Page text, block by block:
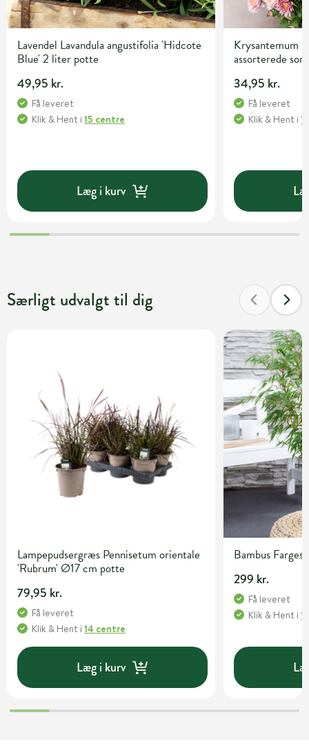
Lavendel Lavandula angustifolia 'Hidcote
Blue' 2 liter potte
49,95 kr.
Få leveret
Klik & Hent i 15 centre
Læg i kurv
Krysantemum
assorterede
34,95 kr.
Få leveret
Klik & Hent i
Særligt udvalgt til dig
Lampepudsergræs Pennisetum orientale
'Rubrum' Ø17 cm potte
79,95 kr.
Få leveret
Klik & Hent i 14 centre
Læg i kurv
Bambus
299 kr.
Få leveret
Klik & Hent i